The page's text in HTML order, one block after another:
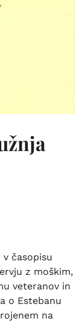
časopisu
z moškim,
veteranov in
o Estebanu
na